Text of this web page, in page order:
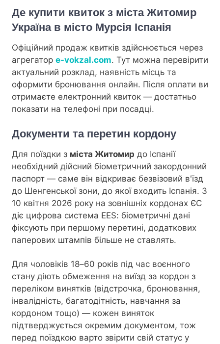
Де купити квиток з міста Житомир
Україна в місто Мурсія Іспанія
Офіційний продаж квитків здійснюється через
агрегатор e-vokzal.com. Тут можна перевірити
актуальний розклад, наявність місць та
оформити бронювання онлайн. Після оплати ви
отримаєте електронний квиток — достатньо
показати на телефоні при посадці.
Документи та перетин кордону
Для поїздки з міста Житомир до Іспанії
необхідний дійсний біометричний закордонний
паспорт — саме він відкриває безвізовий в'їзд
до Шенгенської зони, до якої входить Іспанія. З
10 квітня 2026 року на зовнішніх кордонах ЄС
діє цифрова система EES: біометричні дані
фіксують при першому перетині, додаткових
паперових штампів більше не ставлять.
Для чоловіків 18–60 років під час воєнного
стану діють обмеження на виїзд за кордон з
переліком винятків (відстрочка, бронювання,
інвалідність, багатодітність, навчання за
кордоном тощо) — кожен виняток
підтверджується окремим документом, тож
перед поїздкою варто звірити свій статус у